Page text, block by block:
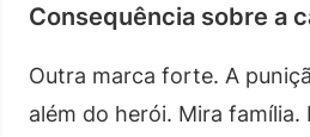
Consequência sobre a
Outra marca forte. A
além do herói. Mira família.